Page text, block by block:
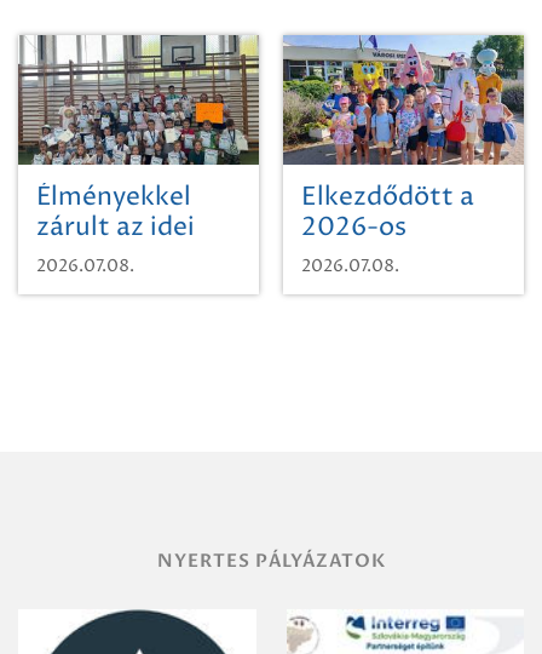
területének
vegyszeres
gyomirtásáról
Élményekkel
zárult az idei
sporttábor!
2026.07.08.
Elkezdődött a
2026-os
SpongyaBob
tábor!
2026.07.08.
NYERTES PÁLYÁZATOK